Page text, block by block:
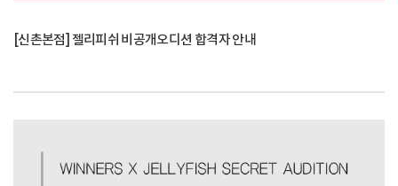
[신촌본점] 젤리피쉬 비공개오디션 합격자 안내